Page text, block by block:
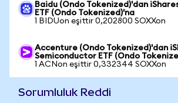
Baidu (Ondo Tokenized)'dan
ETF (Ondo Tokenized)'na
1 BIDUon eşittir 0,202800 SOXXon
Accenture (Ondo Tokenized)'dan
Semiconductor ETF (Ondo
1 ACNon eşittir 0,332344 SOXXon
Sorumluluk Reddi